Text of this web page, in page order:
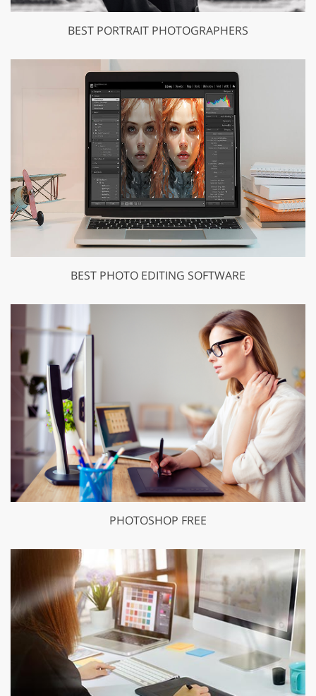
BEST PORTRAIT PHOTOGRAPHERS
BEST PHOTO EDITING SOFTWARE
PHOTOSHOP FREE
GET 50% OFF CREATIVE CLOUD